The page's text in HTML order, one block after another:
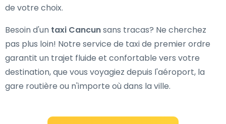
de votre choix.
Besoin d'un taxi Cancunsans tracas? Ne cherchez
pas plus loin! Notre service de taxi de premier ordre
garantit un trajet fluide et confortable vers votre
destination, que vous voyagiez depuis l'aéroport, la
gare routière ou n'importe où dans la ville.